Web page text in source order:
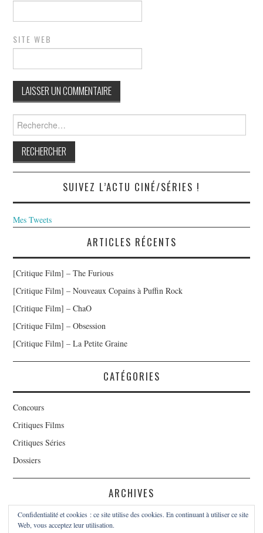
SITE WEB
Rechercher :
SUIVEZ L’ACTU CINÉ/SÉRIES !
Mes Tweets
ARTICLES RÉCENTS
[Critique Film] – The Furious
[Critique Film] – Nouveaux Copains à Puffin Rock
[Critique Film] – ChaO
[Critique Film] – Obsession
[Critique Film] – La Petite Graine
CATÉGORIES
Concours
Critiques Films
Critiques Séries
Dossiers
ARCHIVES
Archives
Confidentialité et cookies : ce site utilise des cookies. En continuant à utiliser ce site
Web, vous acceptez leur utilisation.